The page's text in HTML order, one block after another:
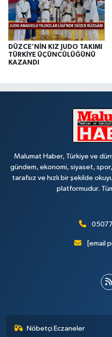
DÜZCE’NİN KIZ JUDO TAKIMI
TÜRKİYE ÜÇÜNCÜLÜĞÜNÜ
KAZANDI
Malumat Haber, Türkiye ve
gündem, ekonomi, siyaset,
tarafsız ve hızlı bir şekilde
platformudur. Tüm
[email
Nöbetçi Eczaneler